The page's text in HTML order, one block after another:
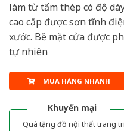
làm từ tấm thép có độ
cao cấp được sơn tĩnh
xước. Bề mặt cửa được
tự nhiên
MUA HÀNG NHANH
Khuyến mại
Quà tặng đồ nội thất trang